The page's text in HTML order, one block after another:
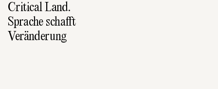
Critical Land.
Sprache schafft
Veränderung